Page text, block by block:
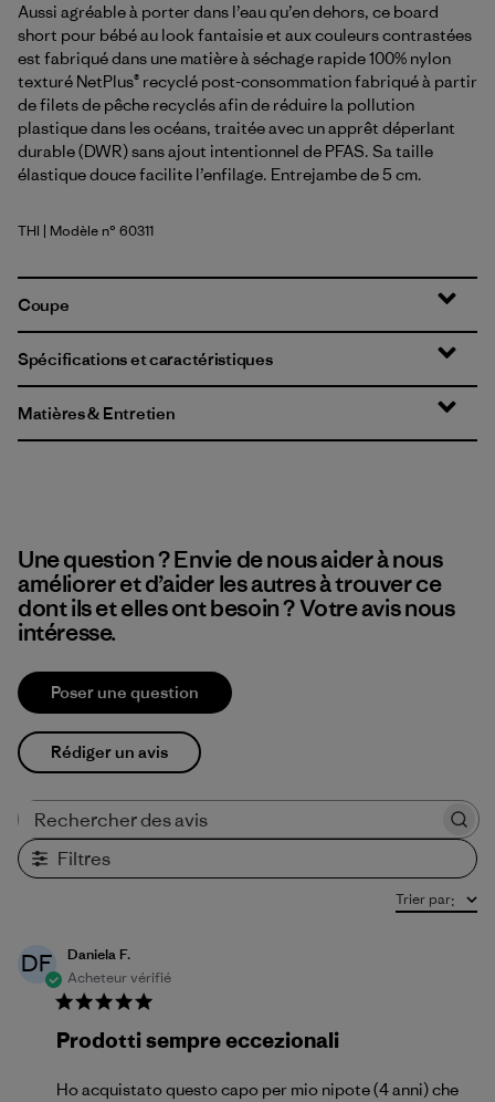
Aussi agréable à porter dans l’eau qu’en dehors, ce board
short pour bébé au look fantaisie et aux couleurs contrastées
est fabriqué dans une matière à séchage rapide 100% nylon
texturé NetPlus® recyclé post-consommation fabriqué à partir
de filets de pêche recyclés afin de réduire la pollution
plastique dans les océans, traitée avec un apprêt déperlant
durable (DWR) sans ajout intentionnel de PFAS. Sa taille
élastique douce facilite l’enfilage. Entrejambe de 5 cm.
Thin Ice
THI | Modèle n° 60311
Coupe
Spécifications et caractéristiques
Matières & Entretien
Une question ? Envie de nous aider à nous
améliorer et d’aider les autres à trouver ce
dont ils et elles ont besoin ? Votre avis nous
intéresse.
Poser une question
Rédiger un avis
Filtres
Trier par:
DF
Daniela F.
Acheteur vérifié
Prodotti sempre eccezionali
Ho acquistato questo capo per mio nipote (4 anni) che